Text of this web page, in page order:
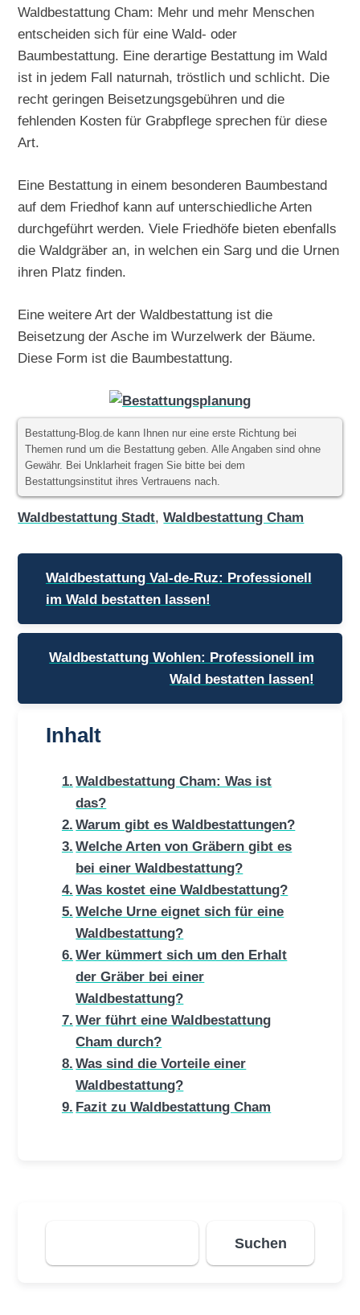
Waldbestattung Cham: Mehr und mehr Menschen
entscheiden sich für eine Wald- oder
Baumbestattung. Eine derartige Bestattung im Wald
ist in jedem Fall naturnah, tröstlich und schlicht. Die
recht geringen Beisetzungsgebühren und die
fehlenden Kosten für Grabpflege sprechen für diese
Art.
Eine Bestattung in einem besonderen Baumbestand
auf dem Friedhof kann auf unterschiedliche Arten
durchgeführt werden. Viele Friedhöfe bieten ebenfalls
die Waldgräber an, in welchen ein Sarg und die Urnen
ihren Platz finden.
Eine weitere Art der Waldbestattung ist die
Beisetzung der Asche im Wurzelwerk der Bäume.
Diese Form ist die Baumbestattung.
Bestattung-Blog.de kann Ihnen nur eine erste Richtung bei
Themen rund um die Bestattung geben. Alle Angaben sind ohne
Gewähr. Bei Unklarheit fragen Sie bitte bei dem
Bestattungsinstitut ihres Vertrauens nach.
Waldbestattung Stadt,Waldbestattung Cham
Beitragsnavigation
Waldbestattung Val-de-Ruz: Professionell
im Wald bestatten lassen!
Waldbestattung Wohlen: Professionell im
Wald bestatten lassen!
Inhalt
Waldbestattung Cham: Was ist
das?
Warum gibt es Waldbestattungen?
Welche Arten von Gräbern gibt es
bei einer Waldbestattung?
Was kostet eine Waldbestattung?
Welche Urne eignet sich für eine
Waldbestattung?
Wer kümmert sich um den Erhalt
der Gräber bei einer
Waldbestattung?
Wer führt eine Waldbestattung
Cham durch?
Was sind die Vorteile einer
Waldbestattung?
Fazit zu Waldbestattung Cham
Suchen
Suchen